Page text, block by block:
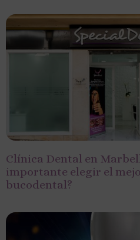
Clínica Dental en
importante elegir el
bucodental?